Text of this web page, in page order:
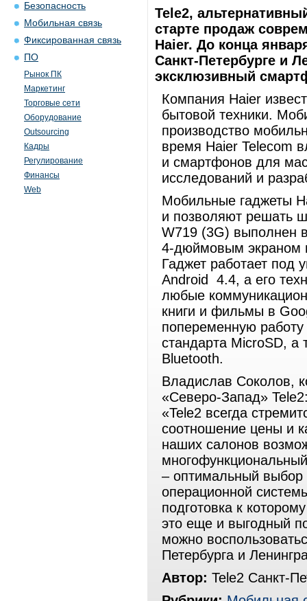
Безопасность
Мобильная связь
Фиксированная связь
ПО
Рынок ПК
Маркетинг
Торговые сети
Оборудование
Outsourcing
Кадры
Регулирование
Финансы
Web
Tele2,
старте продаж
Haier. До конца
Санкт-Петербурге и
эксклюзивный
Компания Haier
бытовой техники.
производство
время Haier Telecom
и смартфонов для
исследований и
Мобильные гаджеты
и позволяют решать
W719 (3G) выполнен
4-дюймовым экраном
Гаджет работает под
Android 4.4, а его
любые
книги и фильмы в
попеременную
стандарта MicroSD, а
Bluetooth.
Владислав Соколов,
«Северо-Запад»
«Tele2 всегда
соотношение цены и
наших салонов
– оптимальный выбор
операционной
подготовка к
это еще и выгодный
можно
Петербурга и
Автор: Tele2 Санкт-